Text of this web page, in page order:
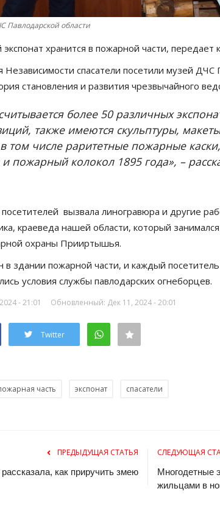
Павлодарской области
хранится в пожарной части, передает
спасатели посетили музей ДЧС
становления и развития чрезвычайного
более 50 различных
также имеются скульптуры,
том числе раритетные пожарные
пожарный колокол 1895 года», –
вызвала линогравюра и другие
краеведа нашей области, который
охраны Прииртышья.
в здании пожарной части, и каждый
условия службы павлодарских огнеборцев.
- 21:01 Обновленный: Дек 11, 2024 - 20:01
Twitter
часть экспонат спасатели
ПРЕДЫДУЩАЯ СТАТЬЯ
как приручить змею
СЛЕДУЮЩАЯ
Многодетные
жильцами в